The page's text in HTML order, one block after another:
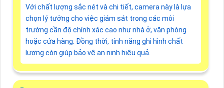
Với chất lượng sắc nét và chi tiết, camera này là lựa
chọn lý tưởng cho việc giám sát trong các môi
trường cần độ chính xác cao như nhà ở, văn phòng
hoặc cửa hàng. Đồng thời, tính năng ghi hình chất
lượng còn giúp bảo vệ an ninh hiệu quả.